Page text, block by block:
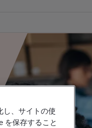
し、サイトの使
を保存すること